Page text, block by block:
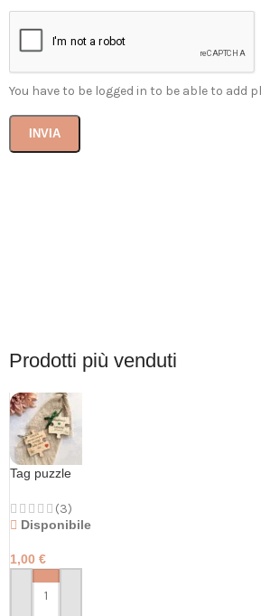
You have to be logged in to be able to add
Prodotti più venduti
Tag puzzle
(3)
Disponibile
1,00 €
PERSONALIZZA